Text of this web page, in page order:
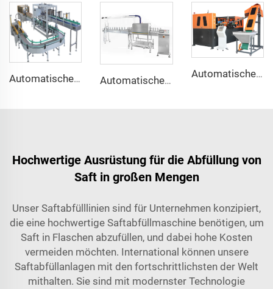
Automatische Abwurftypen-Kartonverpackungsmaschine Automatischer 4L 5L 10L Kunststoff-Wasser Speiseölfass Flaschenhalsgriff-Anbringer
Automatische 4-Kammer-Plastikwasserflaschen-Streckblasformmaschine
Hochwertige Ausrüstung für die Abfüllung von
Saft in großen Mengen
Unser Saftabfülllinien sind für Unternehmen konzipiert,
die eine hochwertige Saftabfüllmaschine benötigen, um
Saft in Flaschen abzufüllen, und dabei hohe Kosten
vermeiden möchten. International können unsere
Saftabfüllanlagen mit den fortschrittlichsten der Welt
mithalten. Sie sind mit modernster Technologie